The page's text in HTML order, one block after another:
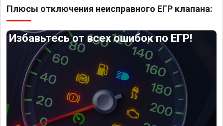
Плюсы отключения неисправного ЕГР клапана:
Избавьтесь от всех ошибок по ЕГР!